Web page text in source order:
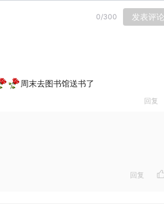
0/300 发表评论
周末去图书馆送书了
回复
回复